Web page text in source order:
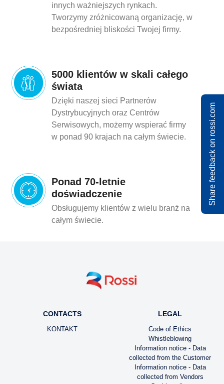
innych ważniejszych rynkach.
Tworzymy zróżnicowaną organizację, w
bezpośredniej bliskości Twojej firmy.
5000 klientów w skali całego
świata
Dzięki naszej sieci Partnerów
Dystrybucyjnych oraz Centrów
Serwisowych, możemy wspierać firmy
w ponad 90 krajach na całym świecie.
Ponad 70-letnie
doświadczenie
Obsługujemy klientów z wielu branż na
całym świecie.
CONTACTS
KONTAKT
LEGAL
Code of Ethics
Whistleblowing
Information notice - Data
collected from the Customer
Information notice - Data
collected from Vendors
Share feedback on rossi.com